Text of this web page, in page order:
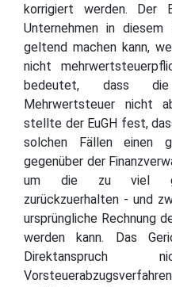
korrigiert werden. Der
Unternehmen in diesem
geltend machen kann,
nicht
bedeutet, dass die
Mehrwertsteuer nicht
stellte der EuGH fest,
solchen Fällen einen
gegenüber der
um die zu viel
zurückzuerhalten - und
ursprüngliche Rechnung
werden kann. Das